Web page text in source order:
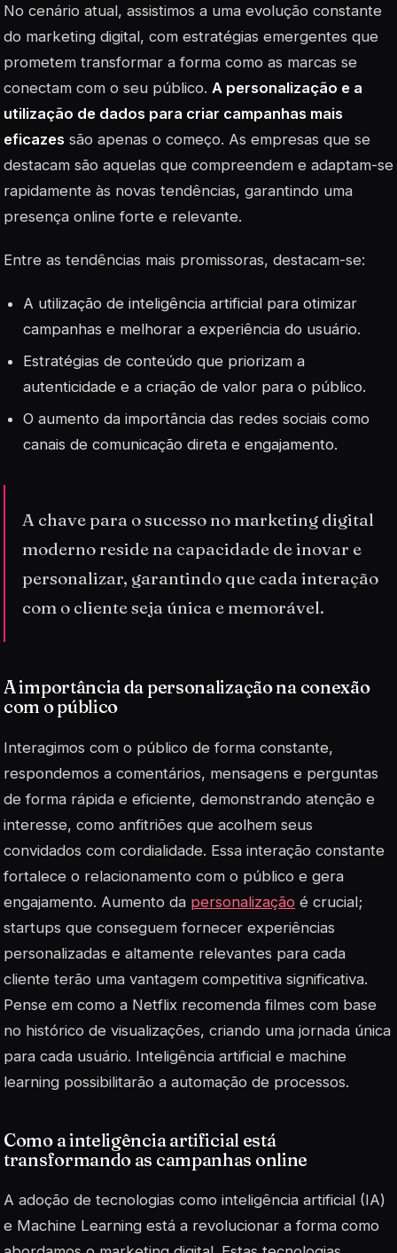
No cenário atual, assistimos a uma evolução constante
do marketing digital, com estratégias emergentes que
prometem transformar a forma como as marcas se
conectam com o seu público. A personalização e a
utilização de dados para criar campanhas mais
eficazes são apenas o começo. As empresas que se
destacam são aquelas que compreendem e adaptam-se
rapidamente às novas tendências, garantindo uma
presença online forte e relevante.
Entre as tendências mais promissoras, destacam-se:
A utilização deinteligência artificial para otimizar
campanhas e melhorar a experiência do usuário.
Estratégias de conteúdo que priorizam a
autenticidade e a criação de valor para o público.
O aumento da importância das redes sociais como
canais de comunicação direta e engajamento.
A chave para o sucesso no marketing digital
moderno reside na capacidade de inovar e
personalizar, garantindo que cada interação
com o cliente seja única e memorável.
A importância da personalização na conexão
com o público
Interagimos com o público de forma constante,
respondemos a comentários, mensagens e perguntas
de forma rápida e eficiente, demonstrando atenção e
interesse, como anfitriões que acolhem seus
convidados com cordialidade. Essa interação constante
fortalece o relacionamento com o público e gera
engajamento. Aumento da personalização é crucial;
startups que conseguem fornecer experiências
personalizadas e altamente relevantes para cada
cliente terão uma vantagem competitiva significativa.
Pense em como a Netflix recomenda filmes com base
no histórico de visualizações, criando uma jornada única
para cada usuário. Inteligência artificial e machine
learning possibilitarão a automação de processos.
Como a inteligência artificial está
transformando as campanhas online
A adoção de tecnologias como inteligência artificial (IA)
e Machine Learning está a revolucionar a forma como